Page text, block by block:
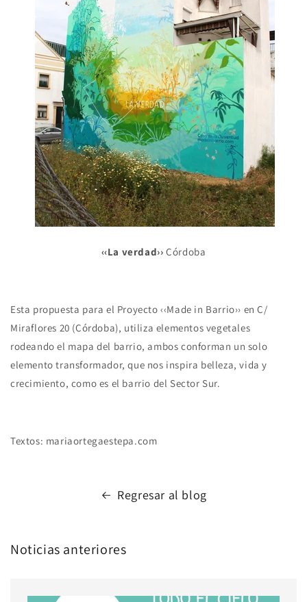
‹‹La verdad›› Córdoba
Esta propuesta para el Proyecto ‹‹Made in Barrio›› en C/
Miraflores 20 (Córdoba), utiliza elementos vegetales
rodeando el mapa del barrio, ambos conforman un solo
elemento transformador, que nos inspira belleza, vida y
crecimiento, como es el barrio del Sector Sur.
Textos: mariaortegaestepa.com
Regresar al blog
Noticias anteriores